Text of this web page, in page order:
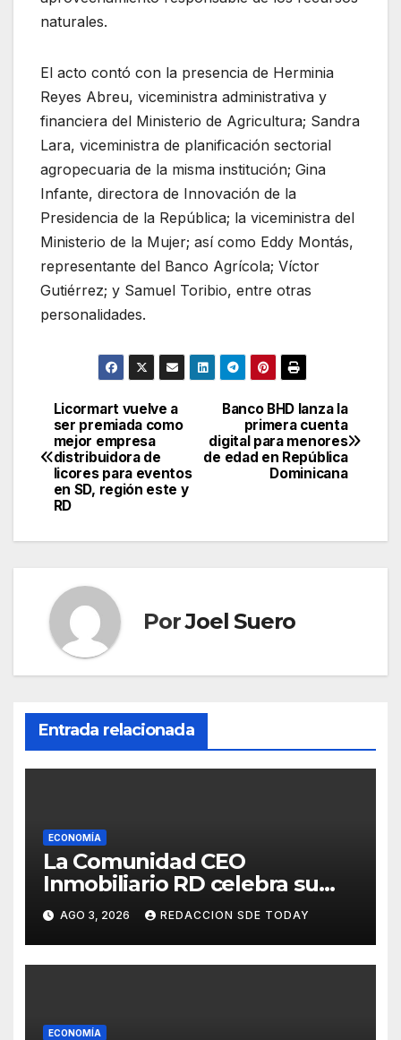
naturales.
El acto contó con la presencia de Herminia
Reyes Abreu, viceministra administrativa y
financiera del Ministerio de Agricultura; Sandra
Lara, viceministra de planificación sectorial
agropecuaria de la misma institución; Gina
Infante, directora de Innovación de la
Presidencia de la República; la viceministra del
Ministerio de la Mujer; así como Eddy Montás,
representante del Banco Agrícola; Víctor
Gutiérrez; y Samuel Toribio, entre otras
personalidades.
Navegación
de
entradas
Banco BHD lanza la
primera cuenta
digital para menores
de edad en República
Dominicana
Licormart vuelve a
ser premiada como
mejor empresa
distribuidora de
licores para eventos
en SD, región este y
RD
PorJoel Suero
Entrada relacionada
ECONOMÍA
La Comunidad CEO
Inmobiliario RD celebra su
segundo aniversario
consolidando una cultura de
alianza y colaboración
AGO 3, 2026 REDACCION SDE TODAY
ECONOMÍA